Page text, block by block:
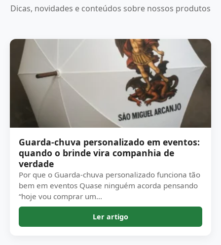
Dicas, novidades e conteúdos sobre nossos produtos
Guarda-chuva personalizado em eventos:
quando o brinde vira companhia de
verdade
Por que o Guarda-chuva personalizado funciona tão
bem em eventos Quase ninguém acorda pensando
“hoje vou comprar um...
Ler artigo